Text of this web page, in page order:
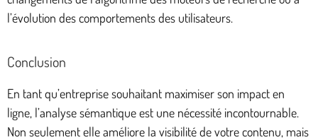
l’évolution des comportements des utilisateurs.
Conclusion
En tant qu’entreprise souhaitant maximiser son impact en
ligne, l’analyse sémantique est une nécessité incontournable.
Non seulement elle améliore la visibilité de votre contenu, mais